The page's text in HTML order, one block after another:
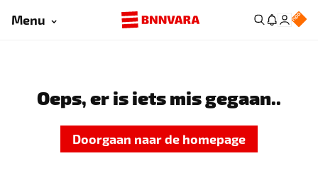
Menu
Oeps, er is iets mis gegaan..
Doorgaan naar de homepage